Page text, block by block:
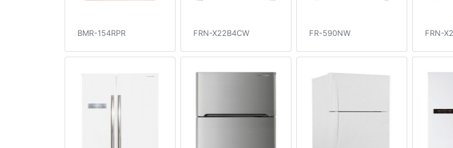
BMR-154RPR FRN-X22B4CW FR-590NW FRN-